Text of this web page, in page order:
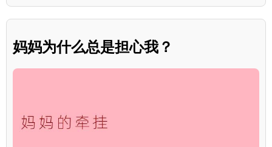
妈妈为什么总是担心我？